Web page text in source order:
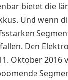
bietet die
Und wenn
Den
Oktober 2016